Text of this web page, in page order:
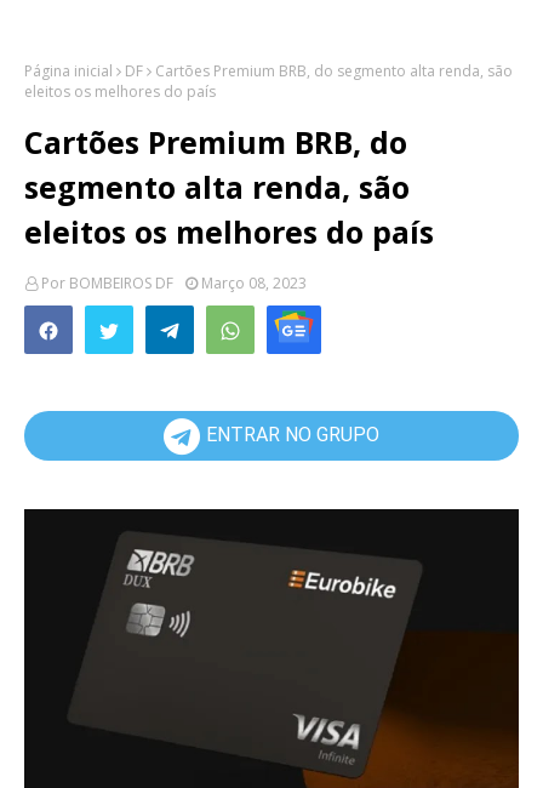
Página inicial DF
Cartões Premium BRB, do segmento alta renda, são
eleitos os melhores do país
Cartões Premium BRB, do
segmento alta renda, são
eleitos os melhores do país
Por BOMBEIROS DF Março 08, 2023
ENTRAR NO GRUPO